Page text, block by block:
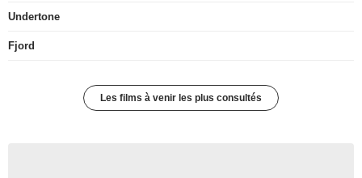
Undertone
Fjord
Les films à venir les plus consultés